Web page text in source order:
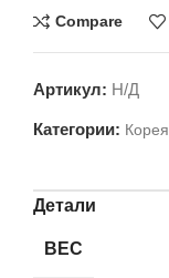
Compare
Артикул: Н/Д
Категории: Корея
Детали
ВЕС